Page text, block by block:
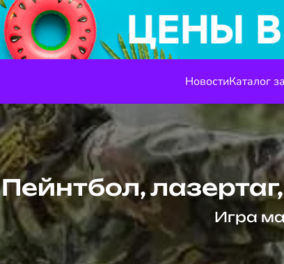
НовостиКаталог
Пейнтбол,
Игра